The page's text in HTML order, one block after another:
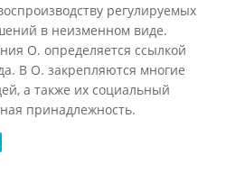
регулируемых
в неизменном виде.
О. определяется ссылкой
В О. закрепляются многие
а также их социальный
принадлежность.